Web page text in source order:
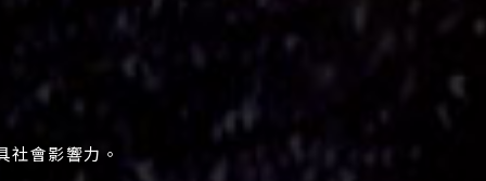
會影響力。